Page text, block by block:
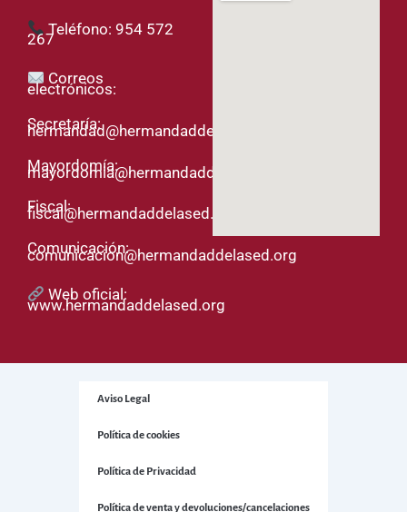
Teléfono: 954 572
267
Correos
electrónicos:
Secretaría:
hermandad@hermandaddelased.org
Mayordomía:
mayordomia@hermandaddelased.org
Fiscal:
fiscal@hermandaddelased.org
Comunicación:
comunicacion@hermandaddelased.org
Web oficial:
www.hermandaddelased.org
Aviso Legal
Política de cookies
Política de Privacidad
Política de venta y devoluciones/cancelaciones